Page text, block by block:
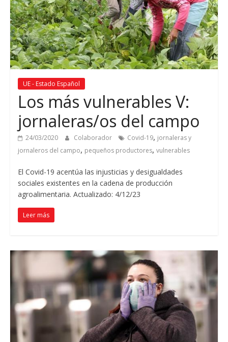
UE - Estado Español
Los más vulnerables V:
jornaleras/os del campo
24/03/2020 Colaborador Covid-19, jornaleras y
jornaleros del campo, pequeños productores, vulnerables
El Covid-19 acentúa las injusticias y desigualdades
sociales existentes en la cadena de producción
agroalimentaria. Actualizado: 4/12/23
Leer más